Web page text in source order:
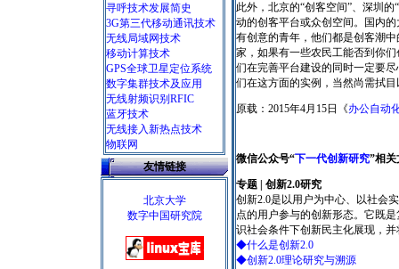
寻呼技术发展简史
3G第三代移动通讯技术
无线局域网技术
移动计算技术
GPS全球卫星定位系统
数字集群技术及应用
无线射频识别RFIC
蓝牙技术
无线接入新热点技术
物联网
友情链接
北京大学
数字中国研究院
此外，北京的“创客空间”、深圳
动的创客平台或众创空间。国内
有创意的青年，他们都是创客潮
家，如果有一些农民工能否到你
们在完善平台建设的同时一定要
们在这方面的实例，当然尚需拭目
原载：2015年4月15日《办公自动
微信公众号“下一代创新研究”相关
专题 | 创新2.0研究
创新2.0是以用户为中心、以社会
点的用户参与的创新形态。它既
识社会条件下创新民主化展现，
◆什么是创新2.0
◆创新2.0理论研究与溯源